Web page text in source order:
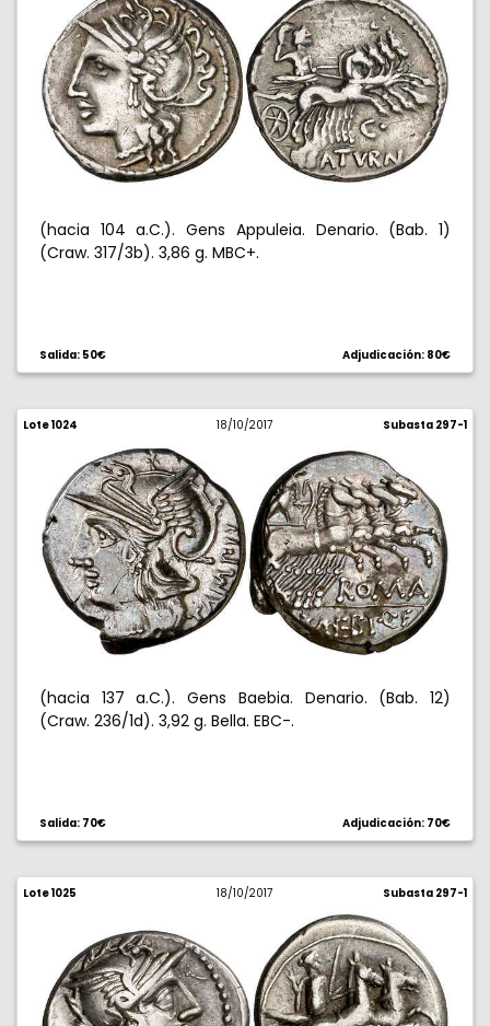
(hacia 104 a.C.). Gens Appuleia. Denario. (Bab. 1)
(Craw. 317/3b). 3,86 g. MBC+.
Salida: 50€ Adjudicación: 80€
Lote 1024 18/10/2017 Subasta 297-1
(hacia 137 a.C.). Gens Baebia. Denario. (Bab. 12)
(Craw. 236/1d). 3,92 g. Bella. EBC-.
Salida: 70€ Adjudicación: 70€
Lote 1025 18/10/2017 Subasta 297-1